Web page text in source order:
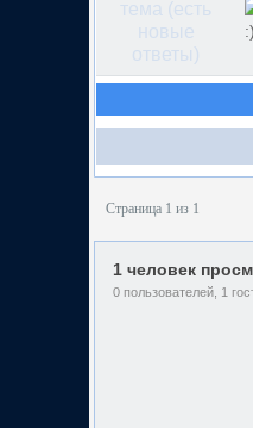
:)
Страница 1 из 1
1 человек
0 пользователей, 1